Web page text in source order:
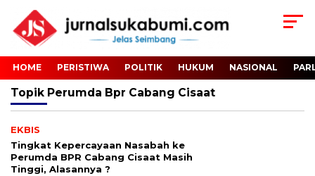
HOME PERISTIWA POLITIK HUKUM NASIONAL
Topik Perumda Bpr Cabang Cisaat
EKBIS
Tingkat Kepercayaan Nasabah ke
Perumda BPR Cabang Cisaat Masih
Tinggi, Alasannya ?